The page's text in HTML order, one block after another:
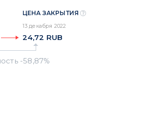
ЦЕНА ЗАКРЫТИЯ
13 декабря 2022
24,72 RUB